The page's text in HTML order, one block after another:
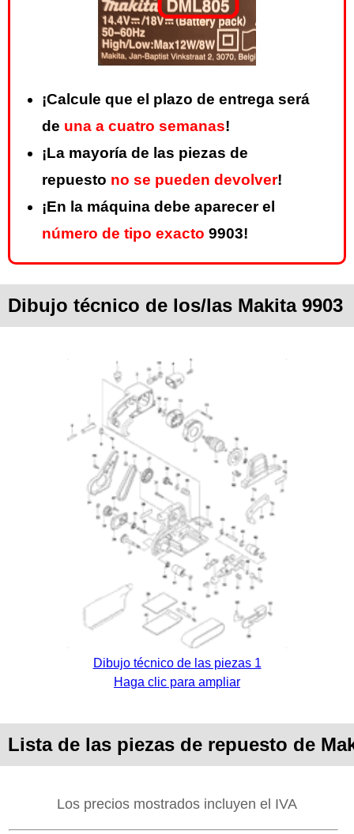
¡Calcule que el plazo de entrega será
de una a cuatro semanas!
¡La mayoría de las piezas de
repuesto no se pueden devolver!
¡En la máquina debe aparecer el
número de tipo exacto 9903!
Dibujo técnico de los/las Makita 9903
Dibujo técnico de las piezas 1
Haga clic para ampliar
Lista de las piezas de repuesto de
Los precios mostrados incluyen el IVA